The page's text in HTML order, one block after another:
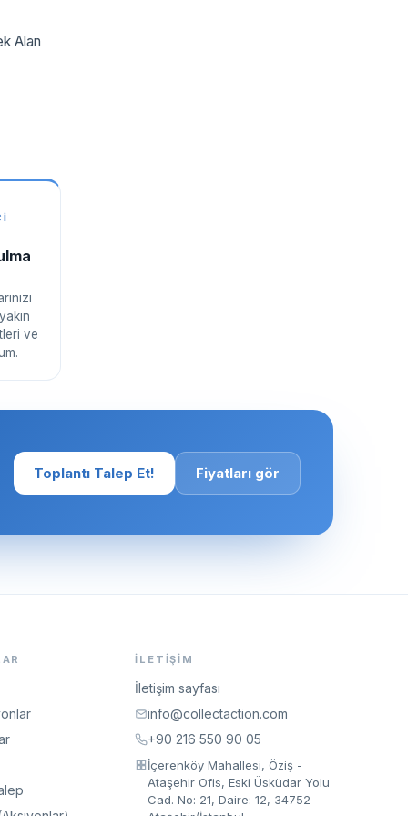
Alan
ve
Toplantı Talep Et! Fiyatları gör
İLETIŞIM
İletişim sayfası
info@collectaction.com
+90 216 550 90 05
İçerenköy Mahallesi, Öziş -
Ataşehir Ofis, Eski Üsküdar Yolu
Cad. No: 21, Daire: 12, 34752